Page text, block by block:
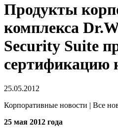
Продукты
комплекса
Security Suite
сертификацию
25.05.2012
Корпоративные новости | Все
25 мая 2012 года